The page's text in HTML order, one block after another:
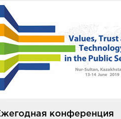
конференция